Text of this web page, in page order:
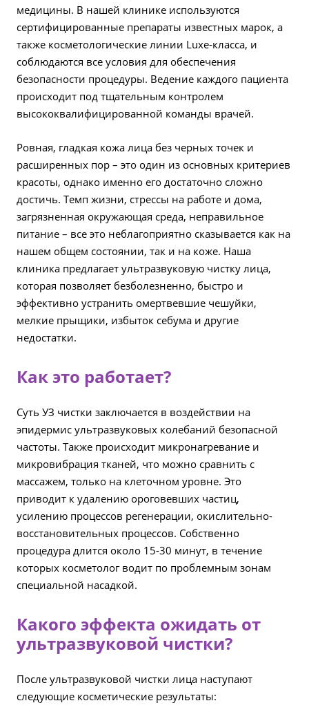
медицины. В нашей клинике используются
сертифицированные препараты известных марок, а
также косметологические линии Luxe-класса, и
соблюдаются все условия для обеспечения
безопасности процедуры. Ведение каждого пациента
происходит под тщательным контролем
высококвалифицированной команды врачей.
Ровная, гладкая кожа лица без черных точек и
расширенных пор – это один из основных критериев
красоты, однако именно его достаточно сложно
достичь. Темп жизни, стрессы на работе и дома,
загрязненная окружающая среда, неправильное
питание – все это неблагоприятно сказывается как на
нашем общем состоянии, так и на коже. Наша
клиника предлагает ультразвуковую чистку лица,
которая позволяет безболезненно, быстро и
эффективно устранить омертвевшие чешуйки,
мелкие прыщики, избыток себума и другие
недостатки.
Как это работает?
Суть УЗ чистки заключается в воздействии на
эпидермис ультразвуковых колебаний безопасной
частоты. Также происходит микронагревание и
микровибрация тканей, что можно сравнить с
массажем, только на клеточном уровне. Это
приводит к удалению ороговевших частиц,
усилению процессов регенерации, окислительно-
восстановительных процессов. Собственно
процедура длится около 15-30 минут, в течение
которых косметолог водит по проблемным зонам
специальной насадкой.
Какого эффекта ожидать от
ультразвуковой чистки?
После ультразвуковой чистки лица наступают
следующие косметические результаты: